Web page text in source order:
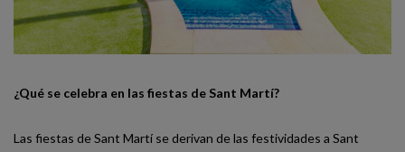
¿Qué se celebra en las fiestas de Sant Martí?
Las fiestas de Sant Martí se derivan de las festividades a Sant